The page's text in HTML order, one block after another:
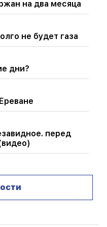
на два месяца
не будет газа
дни?
перед
из больницы». Гор
пончики для